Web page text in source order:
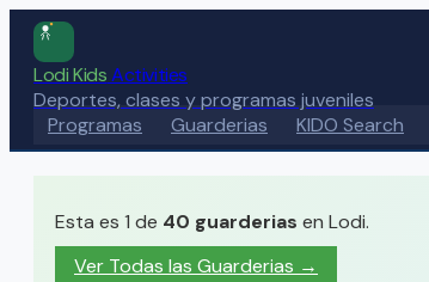
Lodi KidsActivities
Deportes, clases y programas juveniles
Programas
Guarderias KIDO Search
Esta es 1 de 40 guarderias en Lodi.
Ver Todas las Guarderias →